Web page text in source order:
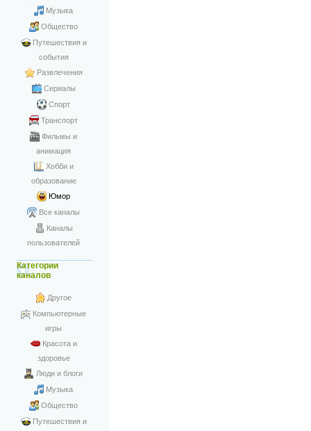
Музыка
Общество
Путешествия и
события
Развлечения
Сериалы
Спорт
Транспорт
Фильмы и
анимация
Хобби и
образование
Юмор
Все каналы
Каналы
пользователей
Категории
каналов
Другое
Компьютерные
игры
Красота и
здоровье
Люди и блоги
Музыка
Общество
Путешествия и